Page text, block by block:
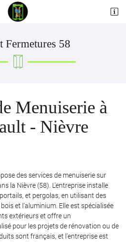

Fermetures 58
Menuiserie à
- Nièvre
des services de menuiserie sur
la Nièvre (58). L'entreprise installe
et pergolas, en utilisant des
et l'aluminium. Elle est spécialisée
extérieurs et offre un
pour les projets de rénovation ou de
sont français, et l'entreprise est